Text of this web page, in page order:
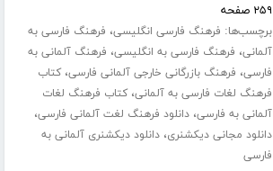
۲۵۹ صفحه
برچسب‌ها: فرهنگ فارسی انگلیسی، فرهنگ فارسی به
آلمانی، فرهنگ فارسی به انگلیسی، فرهنگ آلمانی به
فارسی، فرهنگ بازرگانی خارجی آلمانی فارسی،کتاب
فرهنگ لغات فارسی به آلمانی،کتاب فرهنگ لغات
آلمانی به فارسی،دانلود فرهنگ لغت آلمانی فارسی،
دانلود مجانی دیکشنری،دانلود دیکشنری آلمانی به
فارسی